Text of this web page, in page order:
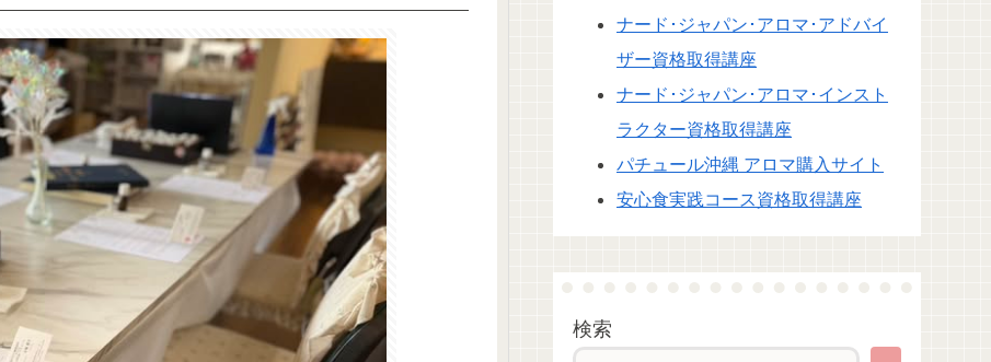
ナード･ジャパン･アロマ･アドバイ
ザー資格取得講座
ナード･ジャパン･アロマ･インスト
ラクター資格取得講座
パチュール沖縄 アロマ購入サイト
安心食実践コース資格取得講座
検索